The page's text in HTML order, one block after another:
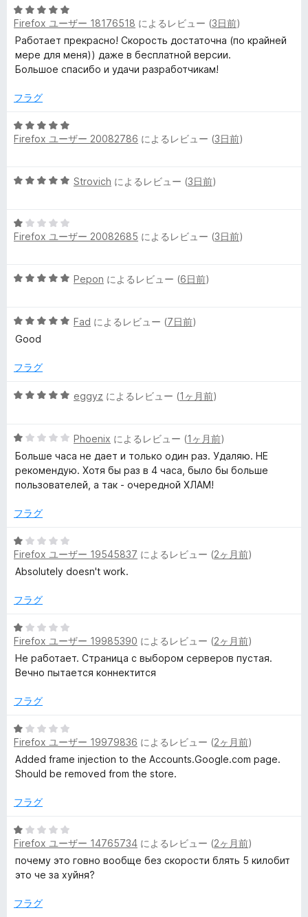
中
5
の
評
価
5
段
階
中
5
評
Firefox ユーザー 18176518 によるレビュー (3日前)
Работает прекрасно! Скорость достаточна (по крайней
мере для меня)) даже в бесплатной версии.
Большое спасибо и удачи разработчикам!
フラグ
5
段
5
価
Firefox ユーザー 20082786 によるレビュー (3日前)
5
中
5
価
Strovich によるレビュー (3日前)
5
段
1
価
Firefox ユーザー 20082685 によるレビュー (3日前)
5
中
5
評
Pepon によるレビュー (6日前)
5
段
中
の
Fad によるレビュー (7日前)
Good
フラグ
5
中
5
の
評
eggyz によるレビュー (1ヶ月前)
5
段
階
中
の
価
Phoenix によるレビュー (1ヶ月前)
Больше часа не дает и только один раз. Удаляю. НЕ
рекомендую. Хотя бы раз в 4 часа, было бы больше
пользователей, а так - очередной ХЛАМ!
フラグ
5
段
階
1
評
価
Firefox ユーザー 19545837 によるレビュー (2ヶ月前)
Absolutely doesn't work.
フラグ
5
段
階
中
の
価
Firefox ユーザー 19985390 によるレビュー (2ヶ月前)
Не работает. Страница с выбором серверов пустая.
Вечно пытается коннектится
フラグ
5
段
階
中
の
価
Firefox ユーザー 19979836 によるレビュー (2ヶ月前)
Added frame injection to the Accounts.Google.com page.
Should be removed from the store.
フラグ
5
段
階
中
の
Firefox ユーザー 14765734 によるレビュー (2ヶ月前)
почему это говно вообще без скорости блять 5 килобит
это че за хуйня?
フラグ